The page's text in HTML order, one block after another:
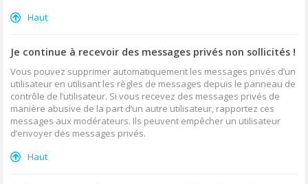
Haut
Je continue à recevoir des messages privés non sollicités !
Vous pouvez supprimer automatiquement les messages privés d’un
utilisateur en utilisant les règles de messages depuis le panneau de
contrôle de l’utilisateur. Si vous recevez des messages privés de
manière abusive de la part d’un autre utilisateur, rapportez ces
messages aux modérateurs. Ils peuvent empêcher un utilisateur
d’envoyer des messages privés.
Haut